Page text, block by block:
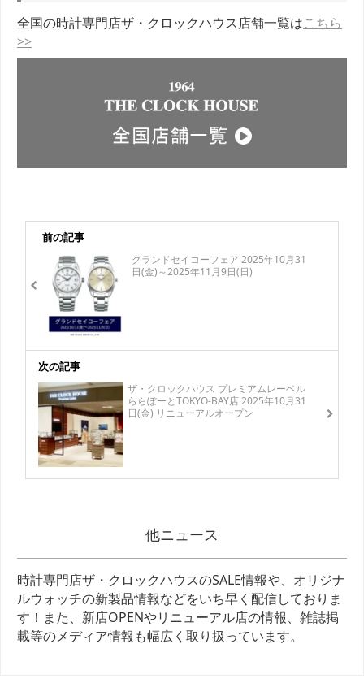
全国の時計専門店ザ・クロックハウス店舗一覧はこちら
>>
前の記事
グランドセイコーフェア 2025年10月31
日(金)～2025年11月9日(日)
次の記事
ザ・クロックハウス プレミアムレーベル
ららぽーとTOKYO-BAY店 2025年10月31
日(金) リニューアルオープン
他ニュース
時計専門店ザ・クロックハウスのSALE情報や、オリジナ
ルウォッチの新製品情報などをいち早く配信しておりま
す！また、新店OPENやリニューアル店の情報、雑誌掲
載等のメディア情報も幅広く取り扱っています。